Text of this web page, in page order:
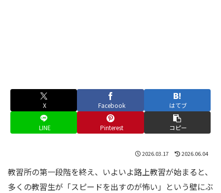
X Facebook はてブ
LINE Pinterest コピー
2026.03.17 2026.06.04
教習所の第一段階を終え、いよいよ路上教習が始まると、
多くの教習生が「スピードを出すのが怖い」という壁にぶ